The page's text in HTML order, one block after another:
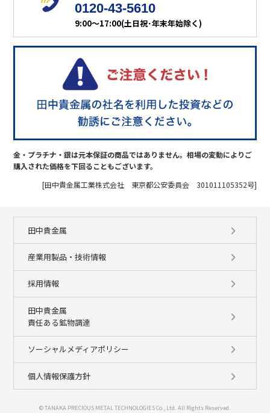
0120-43-5610
9:00～17:00(土日祝･年末年始除く)
金・プラチナ・銀は元本保証の商品ではありません。相場の変動によりご
購入された価格を下回ることもございます。
[田中貴金属工業株式会社 東京都公安委員会 301011105352号]
田中貴金属
産業用製品・技術情報
採用情報
田中貴金属
責任ある鉱物調達
ソーシャルメディアポリシー
個人情報保護方針
© TANAKA PRECIOUS METAL TECHNOLOGIES Co., Ltd. All Rights Reserved.